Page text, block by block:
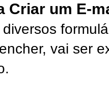
Criar um E-
vai ser